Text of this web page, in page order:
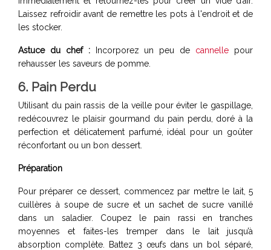
Laissez refroidir avant de remettre les pots à l'endroit et de
les stocker.
Astuce du chef : Incorporez un peu de cannelle pour
rehausser les saveurs de pomme.
6. Pain Perdu
Utilisant du pain rassis de la veille pour éviter le gaspillage,
redécouvrez le plaisir gourmand du pain perdu, doré à la
perfection et délicatement parfumé, idéal pour un goûter
réconfortant ou un bon dessert.
Préparation
Pour préparer ce dessert, commencez par mettre le lait, 5
cuillères à soupe de sucre et un sachet de sucre vanillé
dans un saladier. Coupez le pain rassi en tranches
moyennes et faites-les tremper dans le lait jusqu’à
absorption complète. Battez 3 œufs dans un bol séparé,